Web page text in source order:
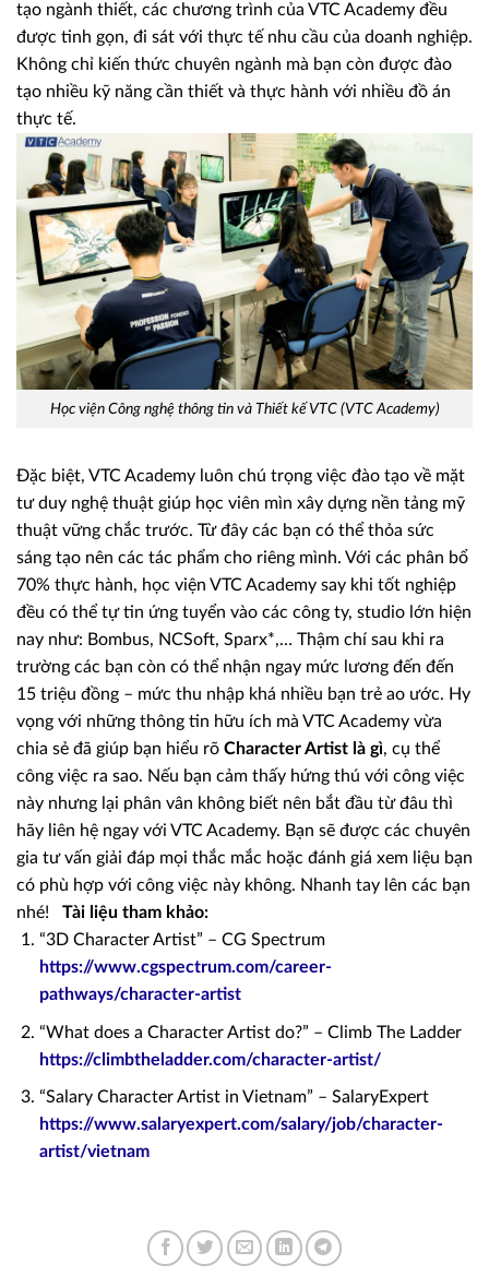
tạo ngành thiết, các chương trình của VTC Academy đều
được tinh gọn, đi sát với thực tế nhu cầu của doanh nghiệp.
Không chỉ kiến thức chuyên ngành mà bạn còn được đào
tạo nhiều kỹ năng cần thiết và thực hành với nhiều đồ án
thực tế.
Học viện Công nghệ thông tin và Thiết kế VTC (VTC Academy)
Đặc biệt, VTC Academy luôn chú trọng việc đào tạo về mặt
tư duy nghệ thuật giúp học viên mìn xây dựng nền tảng mỹ
thuật vững chắc trước. Từ đây các bạn có thể thỏa sức
sáng tạo nên các tác phẩm cho riêng mình. Với các phân bổ
70% thực hành, học viện VTC Academy say khi tốt nghiệp
đều có thể tự tin ứng tuyển vào các công ty, studio lớn hiện
nay như: Bombus, NCSoft, Sparx*,… Thậm chí sau khi ra
trường các bạn còn có thể nhận ngay mức lương đến đến
15 triệu đồng – mức thu nhập khá nhiều bạn trẻ ao ước. Hy
vọng với những thông tin hữu ích mà VTC Academy vừa
chia sẻ đã giúp bạn hiểu rõ Character Artist là gì, cụ thể
công việc ra sao. Nếu bạn cảm thấy hứng thú với công việc
này nhưng lại phân vân không biết nên bắt đầu từ đâu thì
hãy liên hệ ngay với VTC Academy. Bạn sẽ được các chuyên
gia tư vấn giải đáp mọi thắc mắc hoặc đánh giá xem liệu bạn
có phù hợp với công việc này không. Nhanh tay lên các bạn
nhé! Tài liệu tham khảo:
“3D Character Artist” – CG Spectrum
https://www.cgspectrum.com/career-
pathways/character-artist
“What does a Character Artist do?” – Climb The Ladder
https://climbtheladder.com/character-artist/
“Salary Character Artist in Vietnam” – SalaryExpert
https://www.salaryexpert.com/salary/job/character-
artist/vietnam